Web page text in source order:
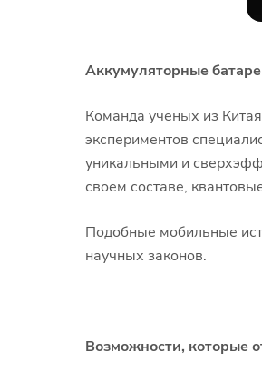
Аккумуляторные
Команда ученых из
экспериментов
уникальными и
своем составе,
Подобные мобильные
научных законов.
Возможности, которые